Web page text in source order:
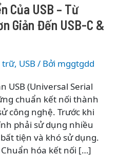
Của USB – Từ
Giản Đến USB-C &
trữ, USB/ Bởi mggtgdd
USB (Universal Serial
chuẩn kết nối thành
công nghệ. Trước khi
phải sử dụng nhiều
tiện và khó sử dụng.
Chuẩn hóa kết nối […]